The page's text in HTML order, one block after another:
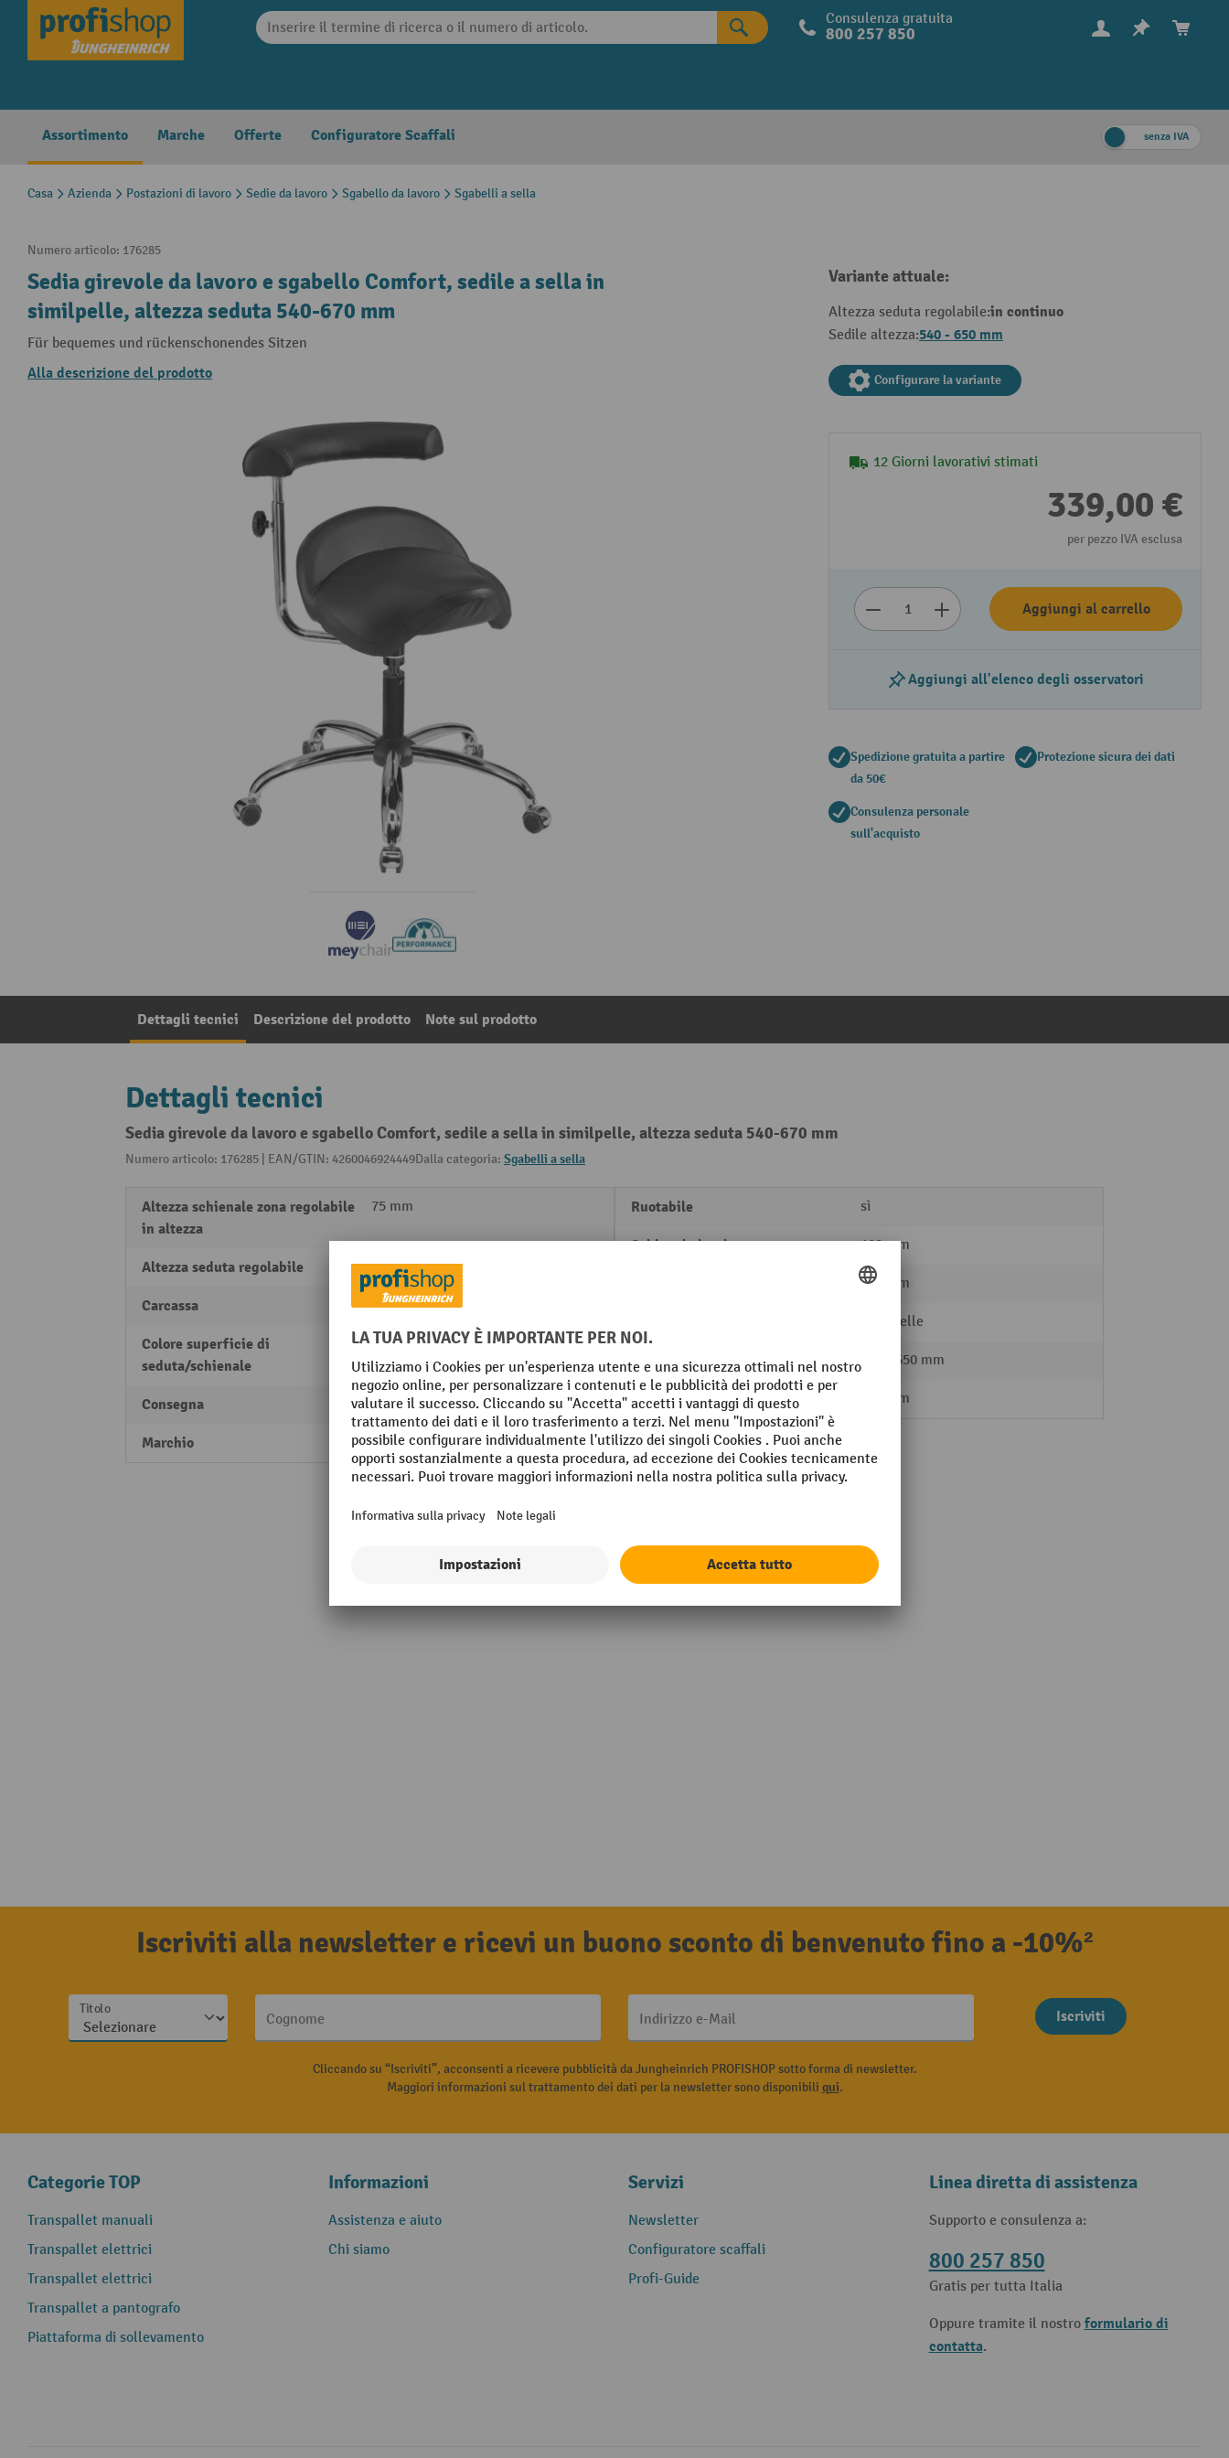
Skip to main navigation Consulenza gratuita
800 257 850
Assortimento Marche Offerte Configuratore Scaffali senza IVA
Casa Azienda Postazioni di lavoro Sedie da lavoro Sgabello da lavoro Sgabelli a sella
Numero articolo: 176285
Sedia girevole da lavoro e sgabello Comfort, sedile a sella in
similpelle, altezza seduta 540-670 mm
Für bequemes und rückenschonendes Sitzen
Alla descrizione del prodotto
Variante attuale:
Altezza seduta regolabile:in continuo
Sedile altezza:540 - 650 mm
Configurare la variante
12 Giorni lavorativi stimati
339,00 €
per pezzo IVA esclusa
Aggiungi al carrello
Aggiungi all'elenco degli osservatori
Spedizione gratuita a partire
da 50€
Protezione sicura dei dati
Consulenza personale
sull'acquisto
Dettagli tecnici Descrizione del prodotto Note sul prodotto
Dettagli tecnici
Sedia girevole da lavoro e sgabello Comfort, sedile a sella in similpelle, altezza seduta 540-670 mm
Numero articolo: 176285 | EAN/GTIN: 4260046924449Dalla categoria: Sgabelli a sella
Altezza schienale zona regolabile
in altezza
75 mm
Altezza seduta regolabile in continuo
Carcassa Rulli
Colore superficie di
seduta/schienale
nero
Consegna scomposto
Marchio meychair
Ruotabile sì
Schienale larghezza 120 mm
115 mm
Similpelle
Sedile altezza 540 - 650 mm
Sedile larghezza 480 mm
Mostra tutti i dettagli tecnici
Iscriviti alla newsletter e ricevi un buono sconto di benvenuto fino a -10%²
Titolo
Cognome Indirizzo e-Mail Iscriviti
Cliccando su “Iscriviti”, acconsenti a ricevere pubblicità da Jungheinrich PROFISHOP sotto forma di newsletter.
Maggiori informazioni sul trattamento dei dati per la newsletter sono disponibili qui.
Categorie TOP
Transpallet manuali
Transpallet elettrici
Transpallet elettrici
Transpallet a pantografo
Piattaforma di sollevamento
Informazioni
Assistenza e aiuto
Chi siamo
Servizi
Newsletter
Configuratore scaffali
Profi-Guide
Linea diretta di assistenza
Supporto e consulenza a:
800 257 850
Gratis per tutta Italia
Oppure tramite il nostro formulario di
contatta.